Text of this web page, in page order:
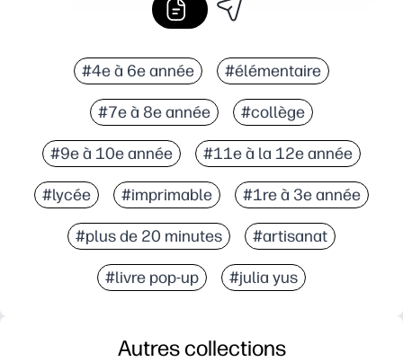
#4e à 6e année #élémentaire
#7e à 8e année #collège
#9e à 10e année #11e à la 12e année
#lycée #imprimable #1re à 3e année
#plus de 20 minutes #artisanat
#livre pop-up #julia yus
Autres collections